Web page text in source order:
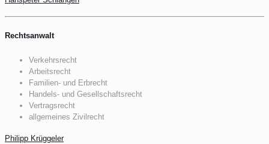
Rechtsanwalt
Verkehrsrecht
Arbeitsrecht
Familien- und Erbrecht
Handels- und Gesellschaftsrecht
Vertragsrecht
allgemeines Zivilrecht
Philipp Krüggeler